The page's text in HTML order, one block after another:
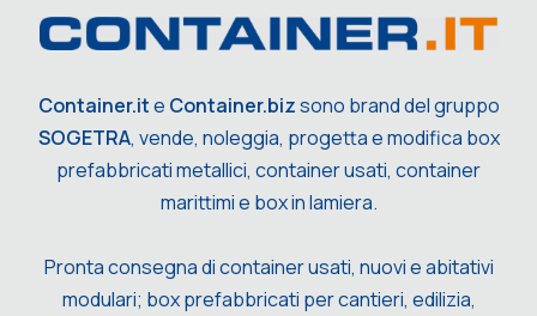
Container.ite Container.bizsono brand del gruppo
SOGETRA, vende, noleggia, progetta e modifica box
prefabbricati metallici, container usati, container
marittimi e box in lamiera.
Pronta consegna di container usati, nuovi e abitativi
modulari; box prefabbricati per cantieri, edilizia,